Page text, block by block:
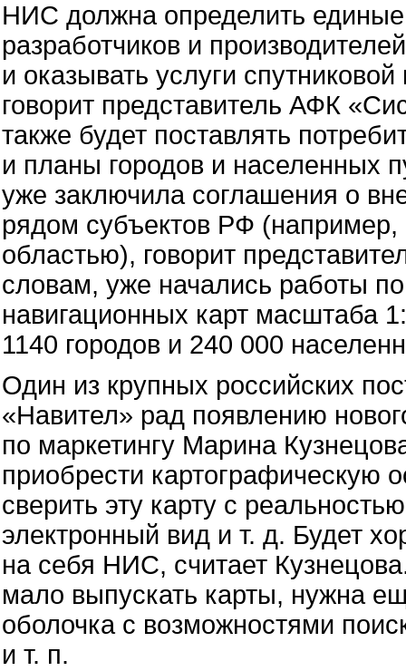
НИС должна определить
разработчиков и
и оказывать услуги
говорит представитель АФК
также будет поставлять
и планы городов и населенных
уже заключила соглашения о
рядом субъектов РФ
областью), говорит
словам, уже начались работы
навигационных карт масштаба
1140 городов и 240 000
Один из крупных российских
«Навител» рад появлению
по маркетингу Марина
приобрести картографическую
сверить эту карту с
электронный вид и т. д. Будет
на себя НИС, считает
мало выпускать карты, нужна
оболочка с возможностями
и т. п.